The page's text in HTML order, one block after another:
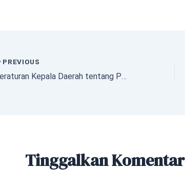
PREVIOUS
Peraturan Kepala Daerah tentang Penjabaran APBD Kabupaten Nias Selatan Tahun Anggaran 2024
Tinggalkan Komentar